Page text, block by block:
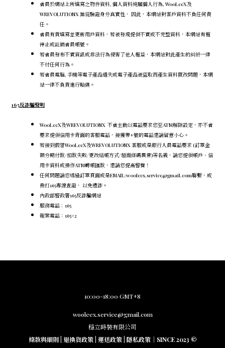
會員於網站上所填寫之物件資料, 個人資料純屬個人行為, WooLeeX及
WREVOLUTIONX 無從驗證身分真實性， 因此，本網站對客戶資料不負任何責
任。
會員有責填寫並更新用戶資料，若被發現提供不實或不完整資料，本網站有權
停止或註銷會員帳號。
若會員發布不實資訊或非法行為侵害了他人權益，本網站對此產生的糾紛一律
不付任何行為。
若會員電腦, 手機等電子產品遺失或電子產品被盜取而產生資料竄改問題，本網
站一律不負責進行賠償。
165反詐騙聲明
WooLeeX及WREVOLUTIONX 不會主動以電話要求您至ATM解除設定， 亦不會
要求提供信用卡背面的客服電話， 接獲帶+號的電話還請留意小心。
若接到假冒WooLeeX及WREVOLUTIONX 客服或是銀行人員電話要求 (訂單金
額分期付款/扣款失敗/更改結帳方式/超商條碼異常)等名義，請您提供帳戶、信
用卡資料或操作ATM轉帳匯款，還請您提高警覺！
任何問題請您透過訂單頁面或是EMAIL:wooleex.service@gmail.com聯繫，或
撥打165專線查證， 以免遭詐。
內政部警政署165反詐騙網站
服務電話：165
報案電話：165#2
10:00-18:00 GMT+8
wooleex.service@gmail.com
穩立時裝有限公司
條款與細則| 退換貨政策| 運送政策| 隱私政策｜SINCE 2023 ©